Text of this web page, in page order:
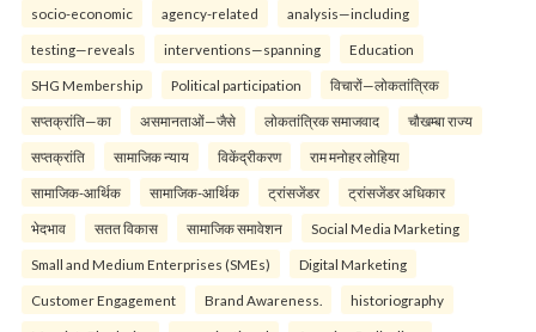
socio-economic agency-related analysis—including
testing—reveals interventions—spanning Education
SHG Membership Political participation विचारों—लोकतांत्रिक
सप्तक्रांति—का असमानताओं—जैसे लोकतांत्रिक समाजवाद चौखम्बा राज्य
सप्तक्रांति सामाजिक न्याय विकेंद्रीकरण राम मनोहर लोहिया
सामाजिक-आर्थिक सामाजिक-आर्थिक ट्रांसजेंडर ट्रांसजेंडर अधिकार
भेदभाव सतत विकास सामाजिक समावेशन Social Media Marketing
Small and Medium Enterprises (SMEs) Digital Marketing
Customer Engagement Brand Awareness. historiography